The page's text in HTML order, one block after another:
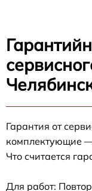
Гарантия от
комплектующие
Что считается
Для работ: